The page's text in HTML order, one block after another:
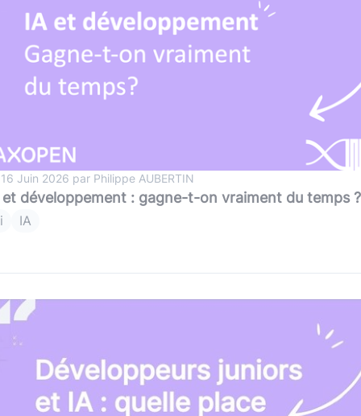
Juin 2026 par Philippe AUBERTIN
et développement : gagne-t-on vraiment du temps ?
IA